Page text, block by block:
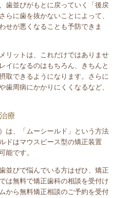
歯並びがもとに戻っていく「後戻
らに歯を抜かないことによって、
せが悪くなることも予防できま
リットは、これだけではありませ
イになるのはもちろん、きちんと
取できるようになります。さらに
歯周病にかかりにくくなるなど、
療
は、「ムーシールド」という方法
ドはマウスピース型の矯正装置
能です。
並びで悩んでいる方はぜひ、矯正
は無料で矯正歯科の相談を受付け
から無料矯正相談のご予約を受付